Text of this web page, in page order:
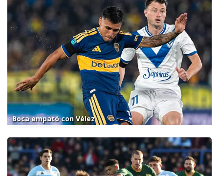
Boca empató con Vélez